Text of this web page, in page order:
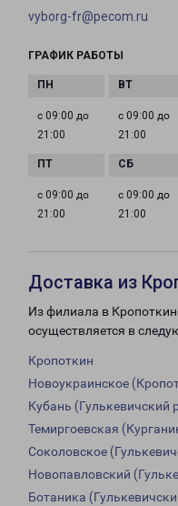
vyborg-fr@pecom.ru
ГРАФИК РАБОТЫ
с 09:00 до
21:00
с 09:00 до
21:00
с 09:00 до
21:00
с 09:00 до
21:00
Доставка из
Из филиала в
осуществляется в
Кропоткин
Новоукраинское
Кубань (Гулькевичский
Темиргоевская
Соколовское
Новопавловский
Ботаника